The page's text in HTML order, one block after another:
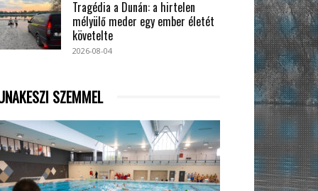
Tragédia a Dunán: a hirtelen
mélyülő meder egy ember életét
követelte
2026-08-04
SZEMMEL